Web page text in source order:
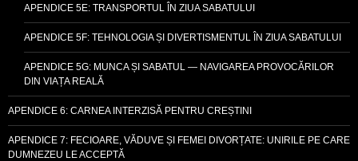
APENDICE 5E: TRANSPORTUL ÎN ZIUA SABATULUI
APENDICE 5F: TEHNOLOGIA ȘI DIVERTISMENTUL ÎN ZIUA SABATULUI
APENDICE 5G: MUNCA ȘI SABATUL — NAVIGAREA PROVOCĂRILOR
DIN VIAȚA REALĂ
APENDICE 6: CARNEA INTERZISĂ PENTRU CREȘTINI
APENDICE 7: FECIOARE, VĂDUVE ȘI FEMEI DIVORȚATE: UNIRILE PE CARE
DUMNEZEU LE ACCEPTĂ